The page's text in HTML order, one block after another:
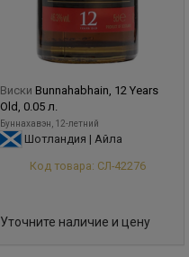
Виски Bunnahabhain, 12 Years
Old, 0.05 л.
Буннахавэн, 12-летний
Шотландия | Айла
Код товара: СЛ-42276
Уточните наличие и цену